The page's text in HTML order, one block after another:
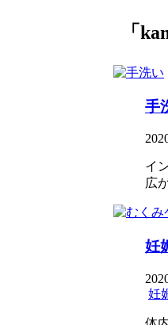
「
手
イ
広
妊
妊